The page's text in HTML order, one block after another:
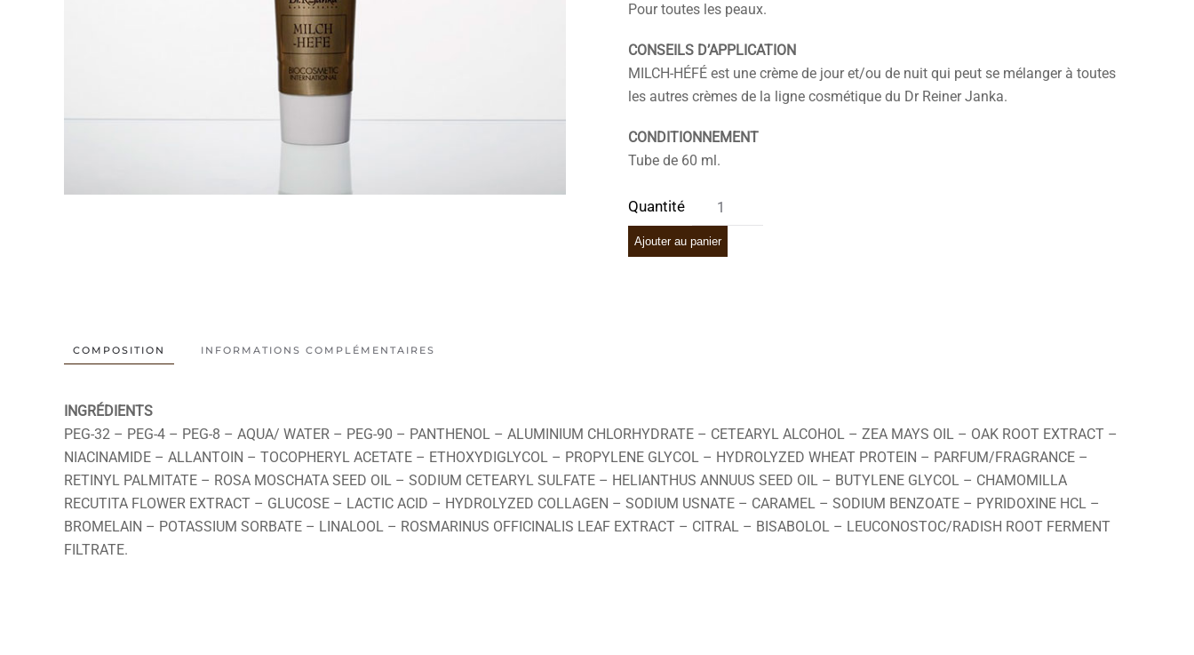
Pour toutes les peaux.
CONSEILS D’APPLICATION
MILCH-HÉFÉ est une crème de jour et/ou de nuit qui peut se mélanger à toutes
les autres crèmes de la ligne cosmétique du Dr Reiner Janka.
CONDITIONNEMENT
Tube de 60 ml.
Ajouter au panier
COMPOSITION INFORMATIONS COMPLÉMENTAIRES
INGRÉDIENTS
PEG-32 – PEG-4 – PEG-8 – AQUA/ WATER – PEG-90 – PANTHENOL – ALUMINIUM CHLORHYDRATE – CETEARYL ALCOHOL – ZEA MAYS OIL – OAK ROOT EXTRACT –
NIACINAMIDE – ALLANTOIN – TOCOPHERYL ACETATE – ETHOXYDIGLYCOL – PROPYLENE GLYCOL – HYDROLYZED WHEAT PROTEIN – PARFUM/FRAGRANCE –
RETINYL PALMITATE – ROSA MOSCHATA SEED OIL – SODIUM CETEARYL SULFATE – HELIANTHUS ANNUUS SEED OIL – BUTYLENE GLYCOL – CHAMOMILLA
RECUTITA FLOWER EXTRACT – GLUCOSE – LACTIC ACID – HYDROLYZED COLLAGEN – SODIUM USNATE – CARAMEL – SODIUM BENZOATE – PYRIDOXINE HCL –
BROMELAIN – POTASSIUM SORBATE – LINALOOL – ROSMARINUS OFFICINALIS LEAF EXTRACT – CITRAL – BISABOLOL – LEUCONOSTOC/RADISH ROOT FERMENT
FILTRATE.